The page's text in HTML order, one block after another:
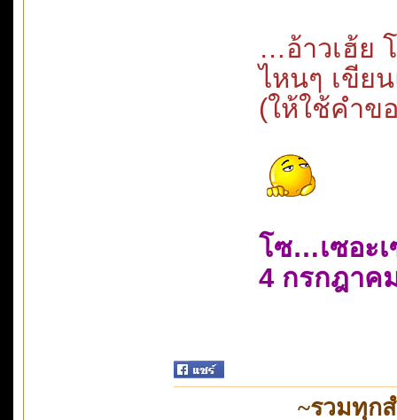
…อ้าวเฮ้ย
ไหนๆ เขีย
(ให้ใช้คำข
โซ…เซอะเ
4 กรกฎาค
~รวมทุก